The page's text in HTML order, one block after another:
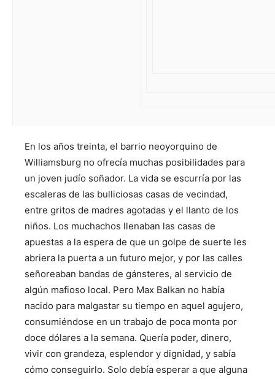
En los años treinta, el barrio neoyorquino de
Williamsburg no ofrecía muchas posibilidades para
un joven judío soñador. La vida se escurría por las
escaleras de las bulliciosas casas de vecindad,
entre gritos de madres agotadas y el llanto de los
niños. Los muchachos llenaban las casas de
apuestas a la espera de que un golpe de suerte les
abriera la puerta a un futuro mejor, y por las calles
señoreaban bandas de gánsteres, al servicio de
algún mafioso local. Pero Max Balkan no había
nacido para malgastar su tiempo en aquel agujero,
consumiéndose en un trabajo de poca monta por
doce dólares a la semana. Quería poder, dinero,
vivir con grandeza, esplendor y dignidad, y sabía
cómo conseguirlo. Solo debía esperar a que alguna